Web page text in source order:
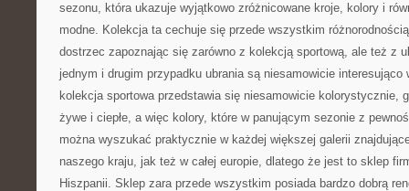
sezonu, która ukazuje wyjątkowo zróżnicowane kroje, kolory i
modne. Kolekcja ta cechuje się przede wszystkim
dostrzec zapoznając się zarówno z kolekcją sportową, ale też z
jednym i drugim przypadku ubrania są niesamowicie interesująco
kolekcja sportowa przedstawia się niesamowicie kolorystycznie,
żywe i ciepłe, a więc kolory, które w panującym sezonie z
można wyszukać praktycznie w każdej większej galerii
naszego kraju, jak też w całej europie, dlatego że jest to sklep
Hiszpanii. Sklep zara przede wszystkim posiada bardzo dobrą